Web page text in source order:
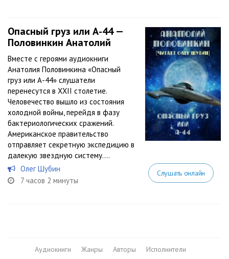
Опасный груз или А-44 —
Половинкин Анатолий
Вместе с героями аудиокниги
Анатолия Половинкина «Опасный
груз или А-44» слушатели
перенесутся в XXII столетие.
Человечество вышло из состояния
холодной войны, перейдя в фазу
бактериологических сражений.
Американское правительство
отправляет секретную экспедицию в
далекую звездную систему....
Олег Шубин
7 часов 2 минуты
Слушать онлайн
Аудиокниги Жанры Авторы
Исполнители